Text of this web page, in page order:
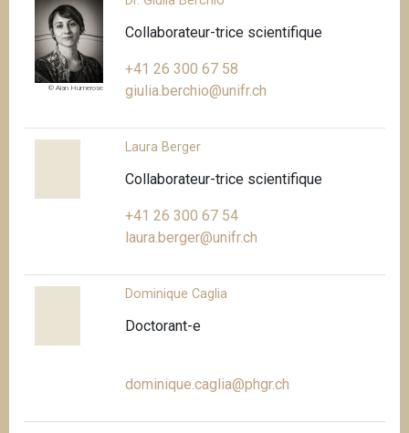
© Alan Humerose
Collaborateur-trice scientifique
+41 26 300 67 58
giulia.berchio@unifr.ch
Laura Berger
Collaborateur-trice scientifique
+41 26 300 67 54
laura.berger@unifr.ch
Dominique Caglia
Doctorant-e
dominique.caglia@phgr.ch